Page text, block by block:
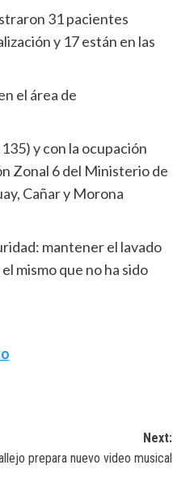
31 pacientes
y 17 están en las
el área de
y con la ocupación
Zonal 6 del Ministerio de
Cañar y Morona
mantener el lavado
mismo que no ha sido
Next:
prepara nuevo video musical